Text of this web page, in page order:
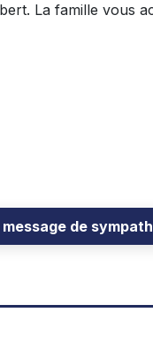
La famille vous
de